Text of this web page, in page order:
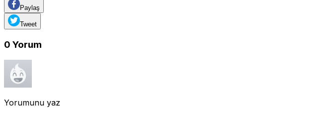
Paylaş
Tweet
0 Yorum
Yorumunu yaz